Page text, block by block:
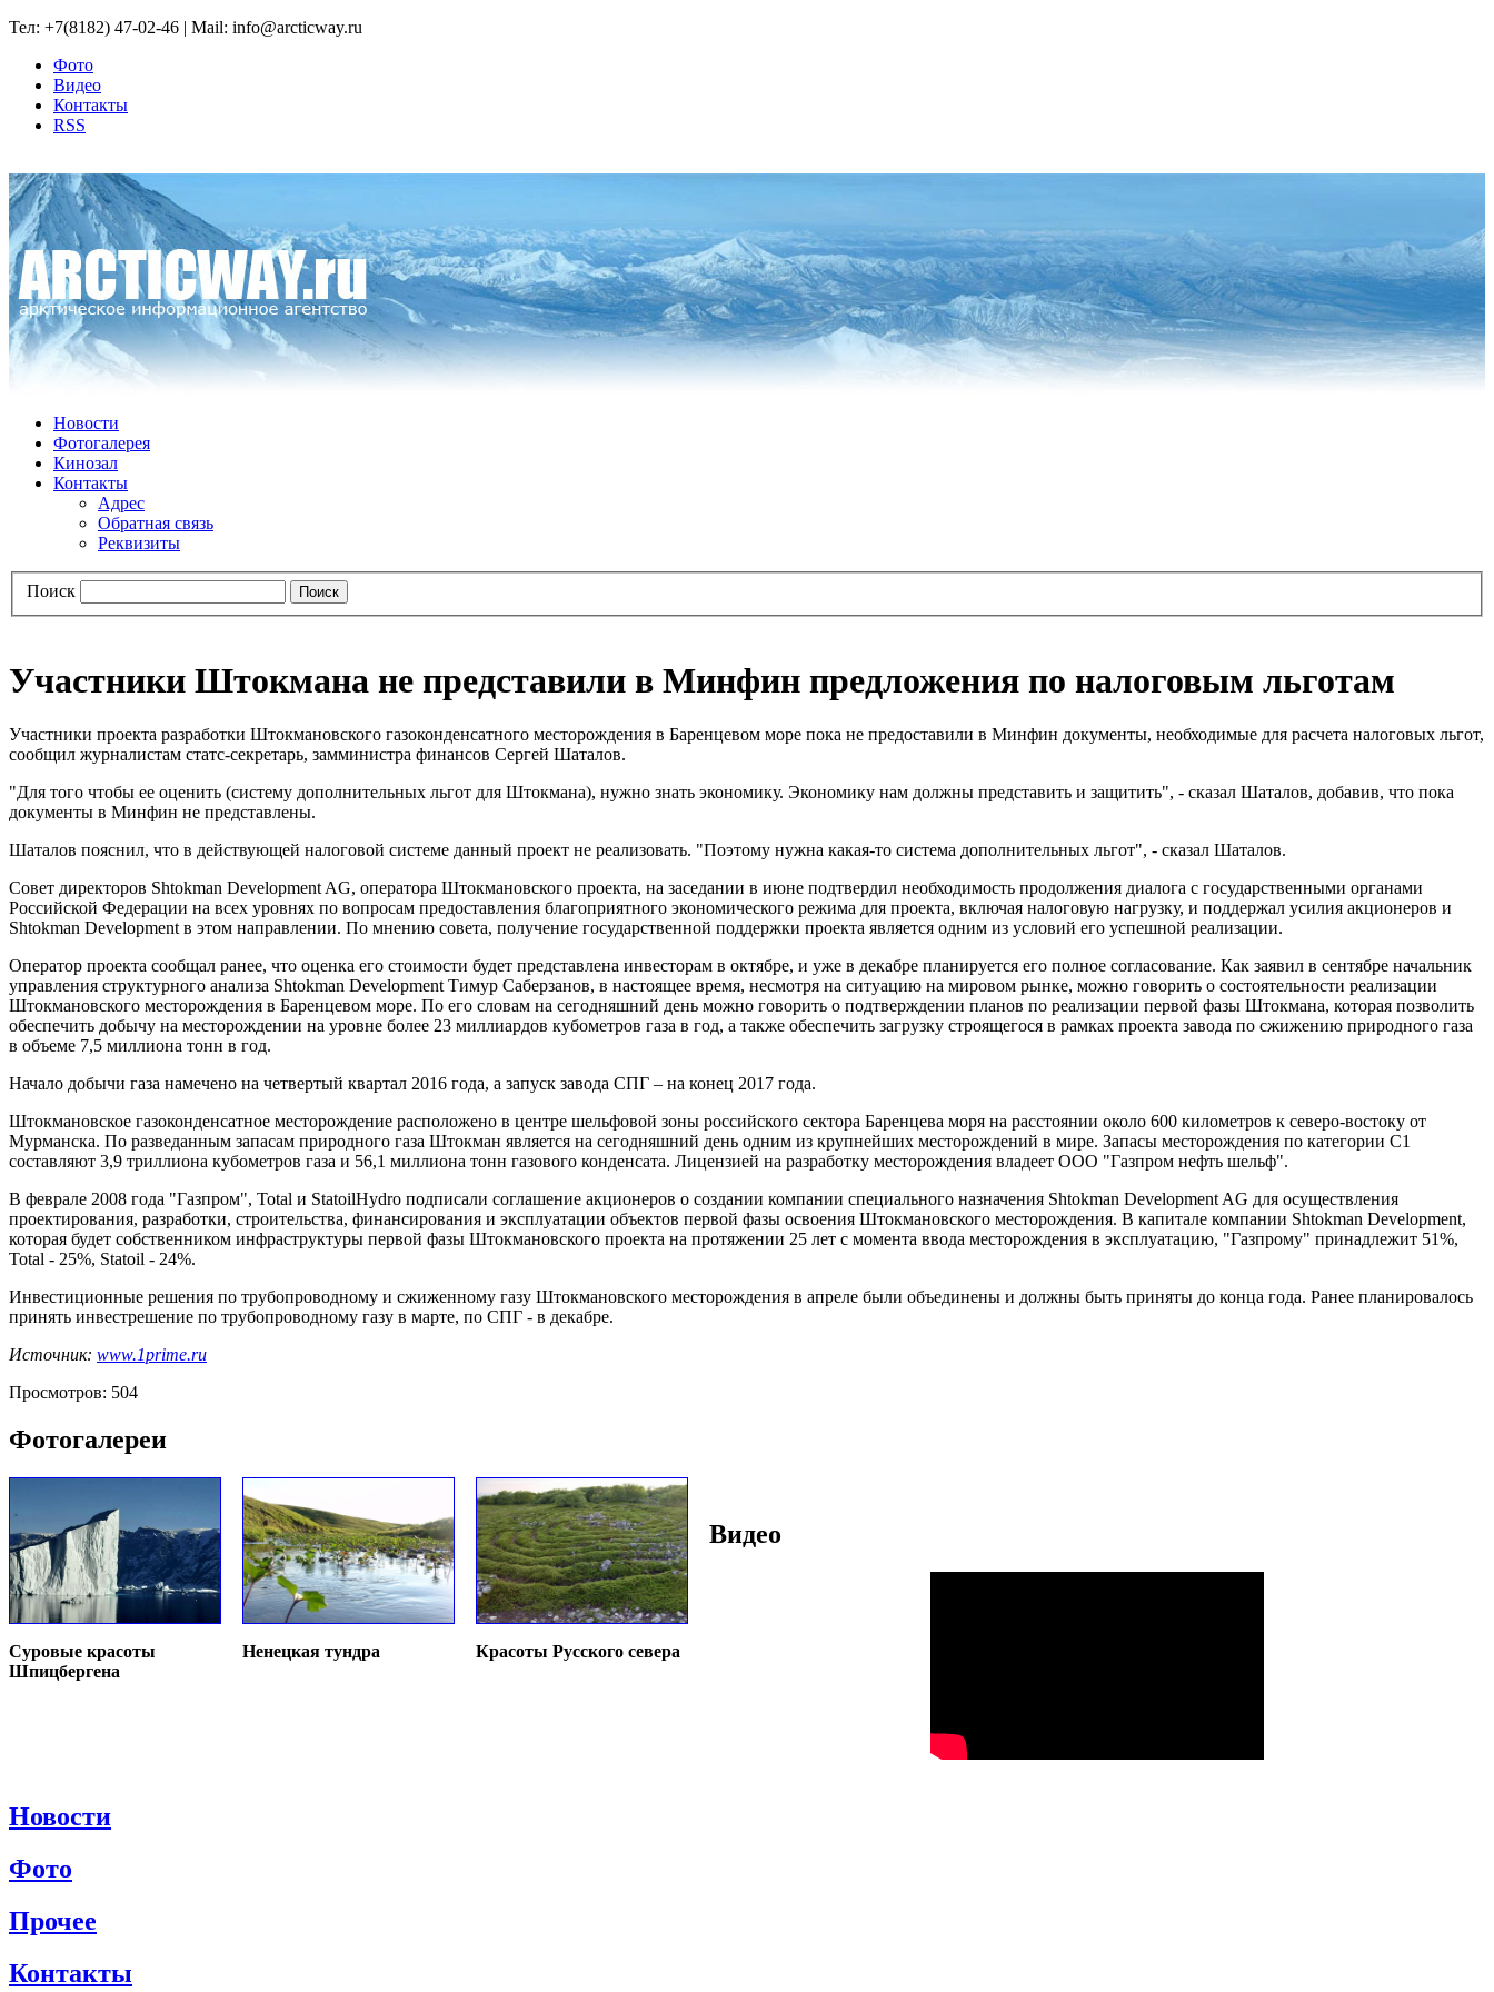
Тел: +7(8182) 47-02-46 | Mail: info@arcticway.ru
Фото
Видео
Контакты
RSS
Новости
Фотогалерея
Кинозал
Контакты
Адрес
Обратная связь
Реквизиты
Поиск
Участники Штокмана не представили в Минфин предложения по налоговым льготам
Участники проекта разработки Штокмановского газоконденсатного месторождения в Баренцевом море пока не предоставили в Минфин документы, необходимые для расчета налоговых льгот,
сообщил журналистам статс-секретарь, замминистра финансов Сергей Шаталов.
"Для того чтобы ее оценить (систему дополнительных льгот для Штокмана), нужно знать экономику. Экономику нам должны представить и защитить", - сказал Шаталов, добавив, что пока
документы в Минфин не представлены.
Шаталов пояснил, что в действующей налоговой системе данный проект не реализовать. "Поэтому нужна какая-то система дополнительных льгот", - сказал Шаталов.
Совет директоров Shtokman Development AG, оператора Штокмановского проекта, на заседании в июне подтвердил необходимость продолжения диалога с государственными органами
Российской Федерации на всех уровнях по вопросам предоставления благоприятного экономического режима для проекта, включая налоговую нагрузку, и поддержал усилия акционеров и
Shtokman Development в этом направлении. По мнению совета, получение государственной поддержки проекта является одним из условий его успешной реализации.
Оператор проекта сообщал ранее, что оценка его стоимости будет представлена инвесторам в октябре, и уже в декабре планируется его полное согласование. Как заявил в сентябре начальник
управления структурного анализа Shtokman Development Тимур Саберзанов, в настоящее время, несмотря на ситуацию на мировом рынке, можно говорить о состоятельности реализации
Штокмановского месторождения в Баренцевом море. По его словам на сегодняшний день можно говорить о подтверждении планов по реализации первой фазы Штокмана, которая позволить
обеспечить добычу на месторождении на уровне более 23 миллиардов кубометров газа в год, а также обеспечить загрузку строящегося в рамках проекта завода по сжижению природного газа
в объеме 7,5 миллиона тонн в год.
Начало добычи газа намечено на четвертый квартал 2016 года, а запуск завода СПГ – на конец 2017 года.
Штокмановское газоконденсатное месторождение расположено в центре шельфовой зоны российского сектора Баренцева моря на расстоянии около 600 километров к северо-востоку от
Мурманска. По разведанным запасам природного газа Штокман является на сегодняшний день одним из крупнейших месторождений в мире. Запасы месторождения по категории С1
составляют 3,9 триллиона кубометров газа и 56,1 миллиона тонн газового конденсата. Лицензией на разработку месторождения владеет ООО "Газпром нефть шельф".
В феврале 2008 года "Газпром", Total и StatoilHydro подписали соглашение акционеров о создании компании специального назначения Shtokman Development AG для осуществления
проектирования, разработки, строительства, финансирования и эксплуатации объектов первой фазы освоения Штокмановского месторождения. В капитале компании Shtokman Development,
которая будет собственником инфраструктуры первой фазы Штокмановского проекта на протяжении 25 лет с момента ввода месторождения в эксплуатацию, "Газпрому" принадлежит 51%,
Total - 25%, Statoil - 24%.
Инвестиционные решения по трубопроводному и сжиженному газу Штокмановского месторождения в апреле были объединены и должны быть приняты до конца года. Ранее планировалось
принять инвестрешение по трубопроводному газу в марте, по СПГ - в декабре.
Источник: www.1prime.ru
Просмотров: 504
Фотогалереи
Суровые красоты
Шпицбергена
Ненецкая тундра Красоты Русского севера
Видео
Новости
Фото
Прочее
Контакты